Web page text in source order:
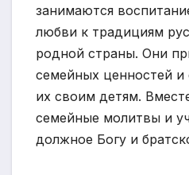
занимаются
любви к традициям
родной страны. Они
семейных ценностей и
их своим детям.
семейные молитвы и
должное Богу и